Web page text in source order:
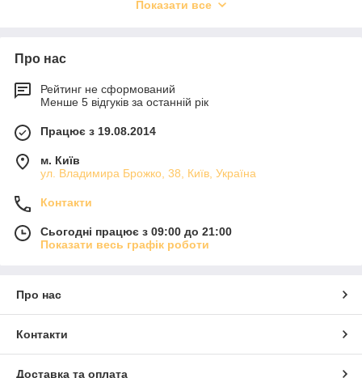
Показати все
Про нас
Рейтинг не сформований
Менше 5 відгуків за останній рік
Працює з 19.08.2014
м. Київ
ул. Владимира Брожко, 38, Київ, Україна
Контакти
Сьогодні працює з 09:00 до 21:00
Показати весь графік роботи
Про нас
Контакти
Доставка та оплата